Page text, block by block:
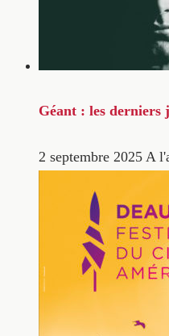
Géant : les derniers
2 septembre 2025 A